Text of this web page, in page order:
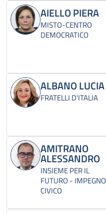
AIELLO PIERA
MISTO-CENTRO
DEMOCRATICO
ALBANO LUCIA
FRATELLI D'ITALIA
AMITRANO
ALESSANDRO
INSIEME PER IL
FUTURO - IMPEGNO
CIVICO